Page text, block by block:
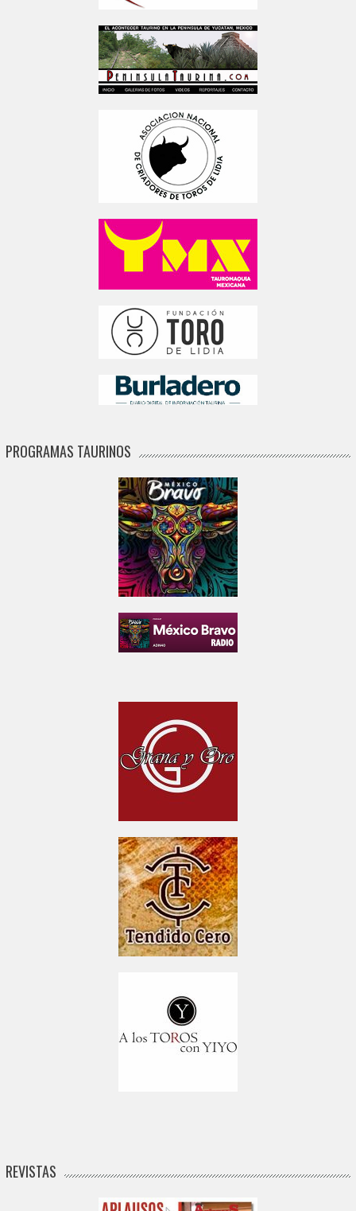
PROGRAMAS TAURINOS
REVISTAS